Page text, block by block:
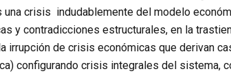
crisis indudablemente del modelo
y contradicciones estructurales, en la
de crisis económicas que derivan
configurando crisis integrales del sistema,